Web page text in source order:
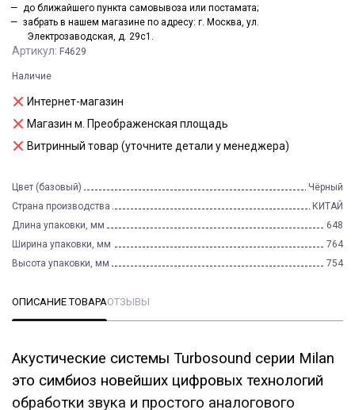
Артикул: F4629
Наличие
Интернет-магазин
Магазин м. Преображенская площадь
Витринный товар (уточните детали у менеджера)
Цвет (базовый)
Чёрный
Страна производства
КИТАЙ
Длина упаковки, мм
648
Ширина упаковки, мм
764
Высота упаковки, мм
754
до ближайшего пункта самовывоза или постамата;
забрать в нашем магазине по адресу: г. Москва, ул.
Электрозаводская, д. 29с1.
ОПИСАНИЕ ТОВАРАОТЗЫВЫ
Акустические системы Turbosound серии Milan
это симбиоз новейших цифровых технологий
обработки звука и простого аналогового